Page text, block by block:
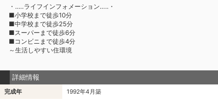
・‥…ライフインフォメーション…‥・
■小学校まで徒歩10分
■中学校まで徒歩25分
■スーパーまで徒歩6分
■コンビニまで徒歩4分
～生活しやすい住環境
詳細情報
完成年 1992年4月築